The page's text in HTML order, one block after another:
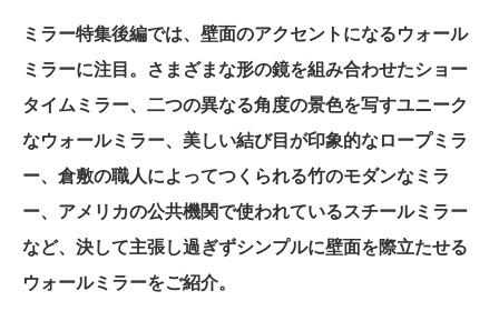
ミラー特集後編では、壁面のアクセントになるウォール
ミラーに注目。さまざまな形の鏡を組み合わせたショー
タイムミラー、二つの異なる角度の景色を写すユニーク
なウォールミラー、美しい結び目が印象的なロープミラ
ー、倉敷の職人によってつくられる竹のモダンなミラ
ー、アメリカの公共機関で使われているスチールミラー
など、決して主張し過ぎずシンプルに壁面を際立たせる
ウォールミラーをご紹介。